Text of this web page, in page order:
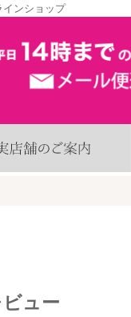
インショップ
ュー